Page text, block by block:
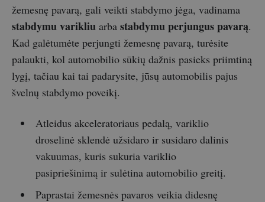
žemesnę pavarą, gali veikti stabdymo jėga, vadinama
stabdymu varikliu arba stabdymu perjungus pavarą.
Kad galėtumėte perjungti žemesnę pavarą, turėsite
palaukti, kol automobilio sūkių dažnis pasieks priimtiną
lygį, tačiau kai tai padarysite, jūsų automobilis pajus
švelnų stabdymo poveikį.
Atleidus akceleratoriaus pedalą, variklio
droselinė sklendė užsidaro ir susidaro dalinis
vakuumas, kuris sukuria variklio
pasipriešinimą ir sulėtina automobilio greitį.
Paprastai žemesnės pavaros veikia didesnę